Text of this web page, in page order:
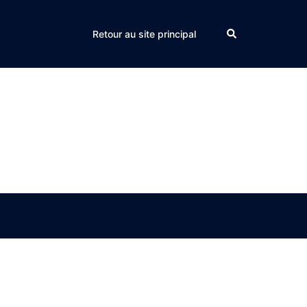
Retour au site principal Search